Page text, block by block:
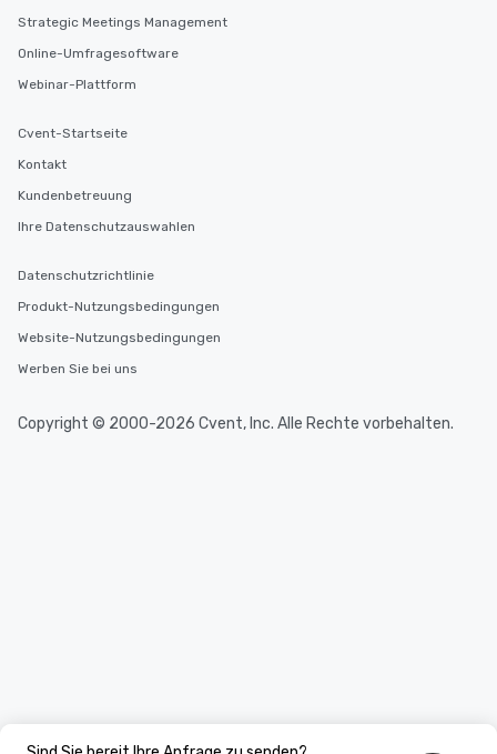
Strategic Meetings Management
Online-Umfragesoftware
Webinar-Plattform
Cvent-Startseite
Kontakt
Kundenbetreuung
Ihre Datenschutzauswahlen
Datenschutzrichtlinie
Produkt-Nutzungsbedingungen
Website-Nutzungsbedingungen
Werben Sie bei uns
Copyright © 2000-2026 Cvent, Inc. Alle Rechte vorbehalten.